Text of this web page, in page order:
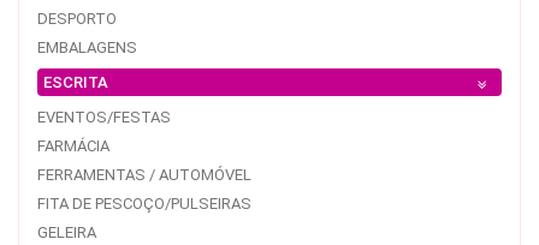
DESPORTO
EMBALAGENS
ESCRITA
EVENTOS/FESTAS
FARMÁCIA
FERRAMENTAS / AUTOMÓVEL
FITA DE PESCOÇO/PULSEIRAS
GELEIRA